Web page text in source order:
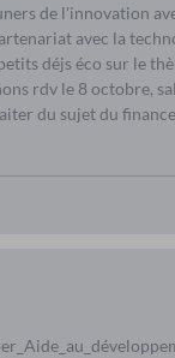
de l'innovation
avec la
déjs éco sur le
rdv le 8 octobre,
du sujet du